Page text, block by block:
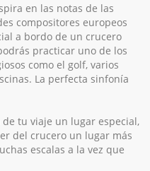
en las notas de las
compositores europeos
a bordo de un crucero
practicar uno de los
como el golf, varios
La perfecta sinfonía
tu viaje un lugar especial,
del crucero un lugar más
escalas a la vez que